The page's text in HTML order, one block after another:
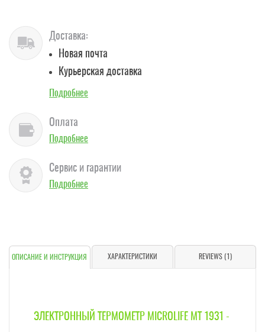
Доставка:
Новая почта
Курьерская доставка
Подробнее
Оплата
Подробнее
Сервис и гарантии
Подробнее
ОПИСАНИЕ И ИНСТРУКЦИЯ ХАРАКТЕРИСТИКИ REVIEWS (1)
ЭЛЕКТРОННЫЙ ТЕРМОМЕТР MICROLIFE MT 1931 -